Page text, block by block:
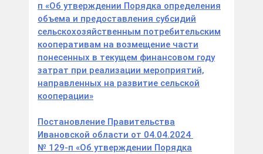
п «Об утверждении Порядка определения
объема и предоставления субсидий
сельскохозяйственным потребительским
кооперативам на возмещение части
понесенных в текущем финансовом году
затрат при реализации мероприятий,
направленных на развитие сельской
кооперации»
Постановление Правительства
Ивановской области от 04.04.2024
№ 129-п «Об утверждении Порядка